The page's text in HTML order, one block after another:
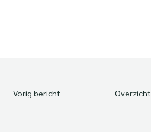
Vorig bericht Overzicht